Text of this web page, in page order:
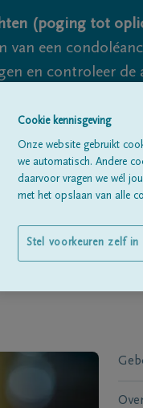
(poging tot
van een
en controleer
echter nooit
Cookie kennisgeving
Onze website gebruikt
we automatisch. Andere
daarvoor vragen we wél
met het opslaan van alle
Stel voorkeuren zelf in